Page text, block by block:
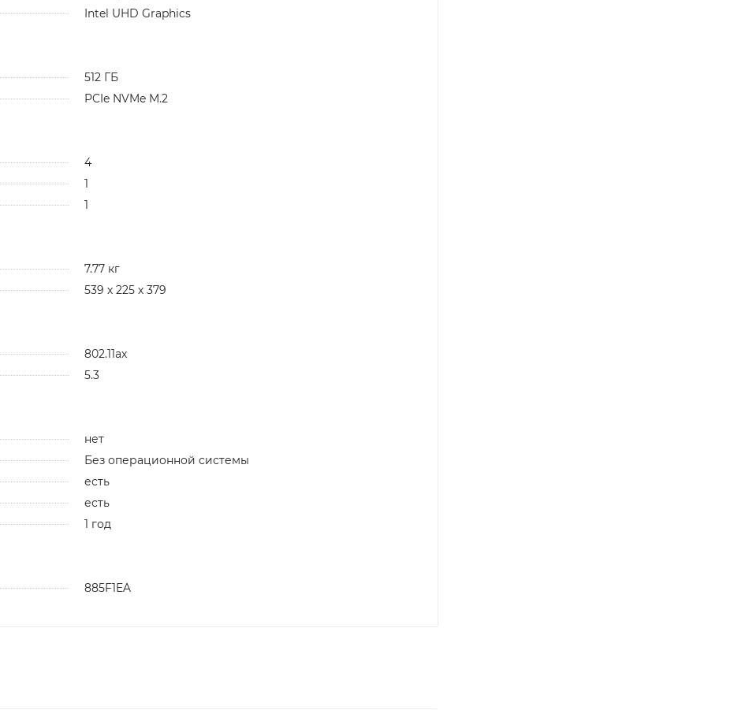
Intel UHD Graphics
512 ГБ
PCIe NVMe M.2
4
1
1
7.77 кг
539 х 225 х 379
802.11ax
5.3
нет
Без операционной системы
есть
есть
1 год
885F1EA